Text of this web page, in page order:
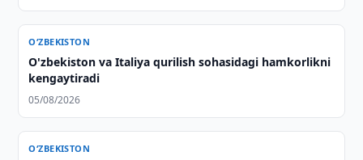
O‘ZBEKISTON
O'zbekiston va Italiya qurilish sohasidagi hamkorlikni
kengaytiradi
05/08/2026
O‘ZBEKISTON